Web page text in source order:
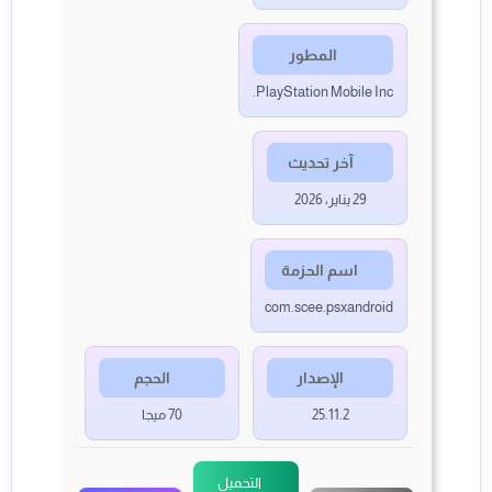
المطور
PlayStation Mobile Inc.
آخر تحديث
29 يناير، 2026
اسم الحزمة
com.scee.psxandroid
الإصدار
25.11.2
الحجم
70 ميجا
التحميل